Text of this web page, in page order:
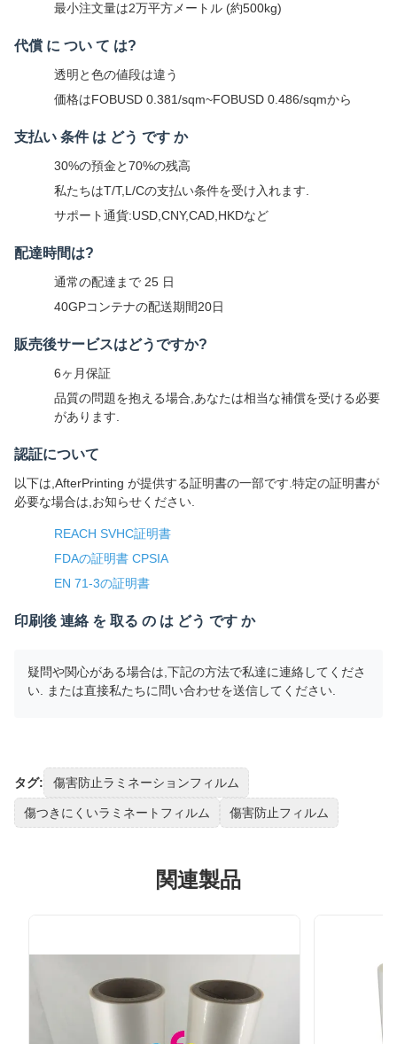
最小注文量は2万平方メートル (約500kg)
代償 に つい て は?
透明と色の値段は違う
価格はFOBUSD 0.381/sqm~FOBUSD 0.486/sqmから
支払い 条件 は どう です か
30%の預金と70%の残高
私たちはT/T,L/Cの支払い条件を受け入れます.
サポート通貨:USD,CNY,CAD,HKDなど
配達時間は?
通常の配達まで 25 日
40GPコンテナの配送期間20日
販売後サービスはどうですか?
6ヶ月保証
品質の問題を抱える場合,あなたは相当な補償を受ける必要
があります.
認証について
以下は,AfterPrinting が提供する証明書の一部です.特定の証明書が
必要な場合は,お知らせください.
REACH SVHC証明書
FDAの証明書 CPSIA
EN 71-3の証明書
印刷後 連絡 を 取る の は どう です か
疑問や関心がある場合は,下記の方法で私達に連絡してくださ
い. または直接私たちに問い合わせを送信してください.
タグ: 傷害防止ラミネーションフィルム
傷つきにくいラミネートフィルム 傷害防止フィルム
関連製品